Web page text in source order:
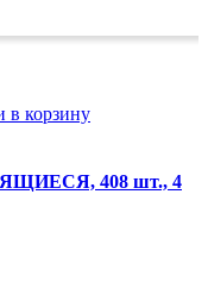
в корзину
408 шт., 4